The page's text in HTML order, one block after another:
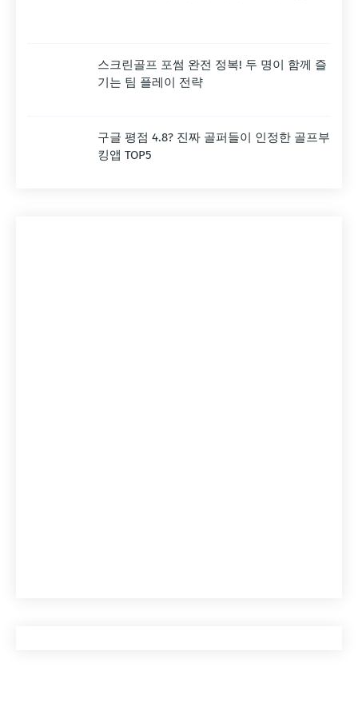
스크린골프 포썸 완전 정복! 두 명이 함께 즐
기는 팀 플레이 전략
구글 평점 4.8? 진짜 골퍼들이 인정한 골프부
킹앱 TOP5